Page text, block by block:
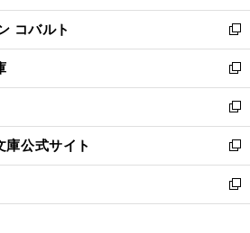
開
く
ウ
で
開
く
ン
ド
ウ
で
開
く
ウ
ィ
ン
ド
ウ
で
開
く
コバルト
新
し
い
ウ
ィ
ン
ド
ウ
で
開
新
し
い
ウ
ィ
ン
ド
ウ
新
し
い
ウ
ィ
ン
庫公式サイト
新
し
い
ウ
新
し